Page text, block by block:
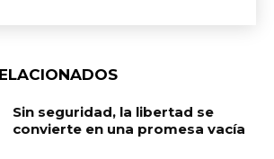
Sin seguridad, la libertad se
convierte en una promesa vacía